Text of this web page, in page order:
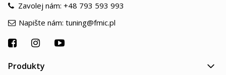
Zavolej nám: +48 793 593 993
Napište nám: tuning@fmic.pl
Produkty